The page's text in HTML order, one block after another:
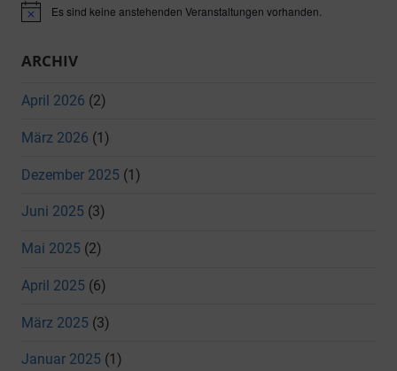
HinweisEs sind keine anstehenden Veranstaltungen vorhanden.
ARCHIV
April 2026 (2)
März 2026 (1)
Dezember 2025 (1)
Juni 2025 (3)
Mai 2025 (2)
April 2025 (6)
März 2025 (3)
Januar 2025 (1)